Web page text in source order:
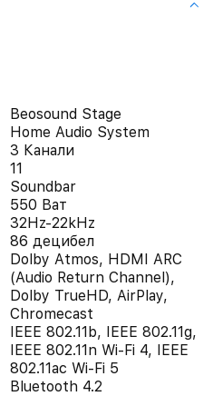
Beosound Stage
Home Audio System
3 Канали
11
Soundbar
550 Ват
32Hz-22kHz
86 децибел
Dolby Atmos, HDMI ARC
(Audio Return Channel),
Dolby TrueHD, AirPlay,
Chromecast
IEEE 802.11b, IEEE 802.11g,
IEEE 802.11n Wi-Fi 4, IEEE
802.11ac Wi-Fi 5
Bluetooth 4.2